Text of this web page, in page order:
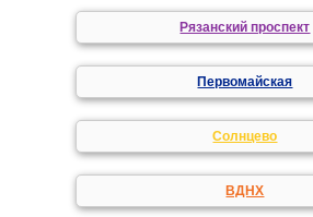
Рязанский проспект
Первомайская
Солнцево
ВДНХ